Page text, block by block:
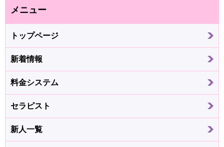
メニュー
トップページ
新着情報
料金システム
セラピスト
新人一覧